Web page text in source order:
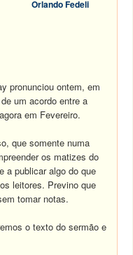
Orlando Fedeli
pronunciou ontem, em
um acordo entre a
em Fevereiro.
que somente numa
os matizes do
a publicar algo do que
leitores. Previno que
tomar notas.
o texto do sermão e